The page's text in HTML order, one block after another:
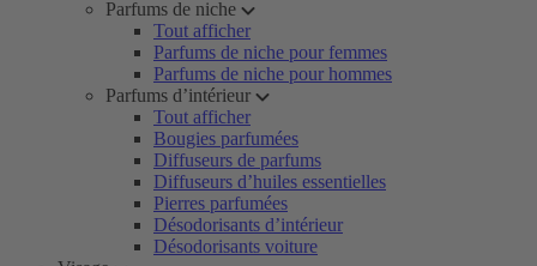
Parfums de niche
Tout afficher
Parfums de niche pour femmes
Parfums de niche pour hommes
Parfums d’intérieur
Tout afficher
Bougies parfumées
Diffuseurs de parfums
Diffuseurs d’huiles essentielles
Pierres parfumées
Désodorisants d’intérieur
Désodorisants voiture